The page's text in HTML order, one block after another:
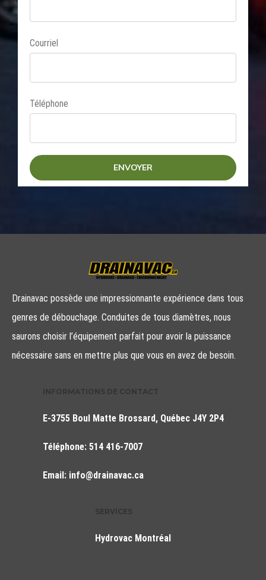
Courriel
Téléphone
Drainavac possède une impressionnante expérience dans tous
genres de débouchage. Conduites de tous diamètres, nous
saurons choisir l’équipement parfait pour avoir la puissance
nécessaire sans en mettre plus que vous en avez de besoin.
E-3755 Boul Matte Brossard, Québec J4Y 2P4
Téléphone: 514 416-7007
Email: info@drainavac.ca
Hydrovac Montréal